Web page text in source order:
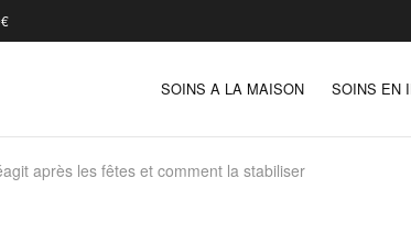
SOINS A LA MAISON SOINS EN
après les fêtes et comment la stabiliser